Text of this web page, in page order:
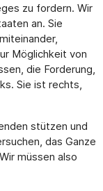
zu fordern. Wir
an. Sie
Möglichkeit von
die Forderung,
Sie ist rechts,
stützen und
das Ganze
müssen also